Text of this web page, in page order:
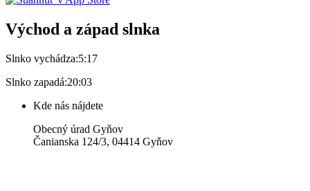
Východ a západ slnka
Slnko vychádza:5:17
Slnko zapadá:20:03
Kde nás nájdete
Obecný úrad Gyňov
Čanianska 124/3, 04414 Gyňov